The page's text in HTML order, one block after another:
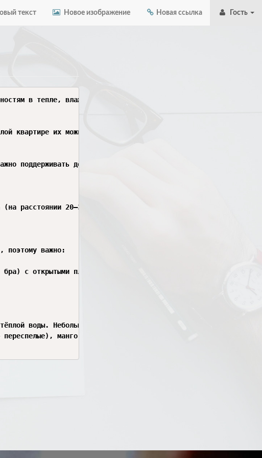
текст Новое изображение Новая ссылка Гость
в тепле, влажности, освещении и питании. Важно создать
квартире их можно выпустить полетать — они часто садятся
поддерживать достаточный уровень влажности. Рекомендуемый
(на расстоянии 20–30 см от насекомого, не направляя струю
поэтому важно:
с открытыми плафонами — бабочки могут залететь внутрь и
воды. Небольшое количество сиропа налить на шершавую
переспелые), манго, киви, маракуя. Фрукт нужно разломить и